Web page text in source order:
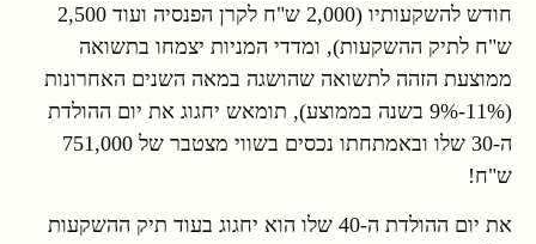
חודש להשקעותיו (2,000 ש"ח לקרן הפנסיה ועוד 2,500
ש"ח לתיק ההשקעות), ומדדי המניות יצמחו בתשואה
ממוצעת הזהה לתשואה שהושגה במאה השנים האחרונות
(11%-9% בשנה בממוצע), תומאש יחגוג את יום ההולדת
ה-30 שלו ובאמתחתו נכסים בשווי מצטבר של 751,000
ש"ח!
את יום ההולדת ה-40 שלו הוא יחגוג בעוד תיק ההשקעות